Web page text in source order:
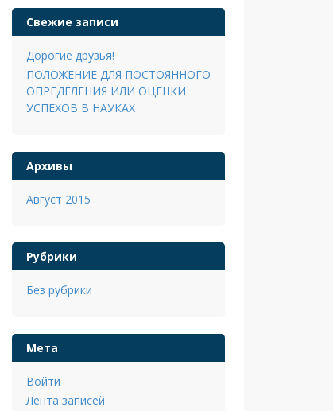
Свежие записи
Дорогие друзья!
ПОЛОЖЕНИЕ ДЛЯ ПОСТОЯННОГО
ОПРЕДЕЛЕНИЯ ИЛИ ОЦЕНКИ
УСПЕХОВ В НАУКАХ
Архивы
Август 2015
Рубрики
Без рубрики
Мета
Войти
Лента записей